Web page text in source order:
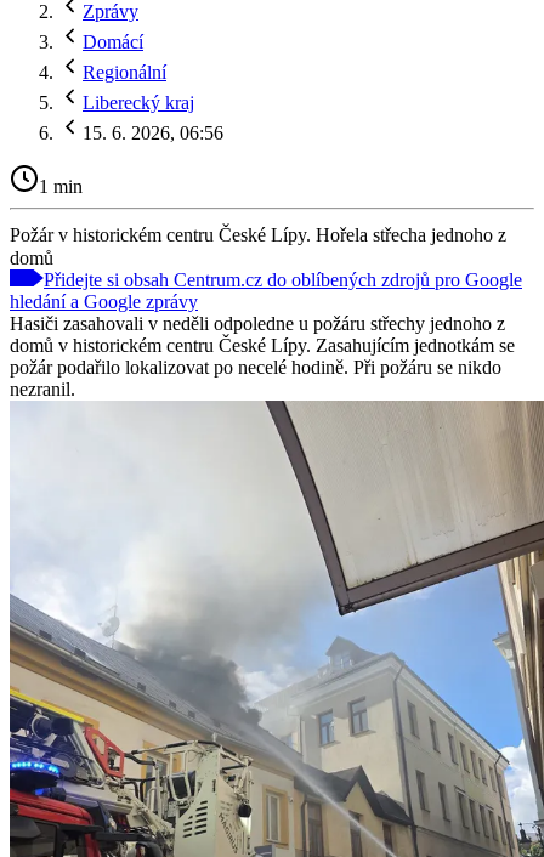
Zprávy
Domácí
Regionální
Liberecký kraj
15. 6. 2026, 06:56
1 min
Požár v historickém centru České Lípy. Hořela střecha jednoho z
domů
Přidejte si obsah Centrum.cz do oblíbených zdrojů pro Google
hledání a Google zprávy
Hasiči zasahovali v neděli odpoledne u požáru střechy jednoho z
domů v historickém centru České Lípy. Zasahujícím jednotkám se
požár podařilo lokalizovat po necelé hodině. Při požáru se nikdo
nezranil.